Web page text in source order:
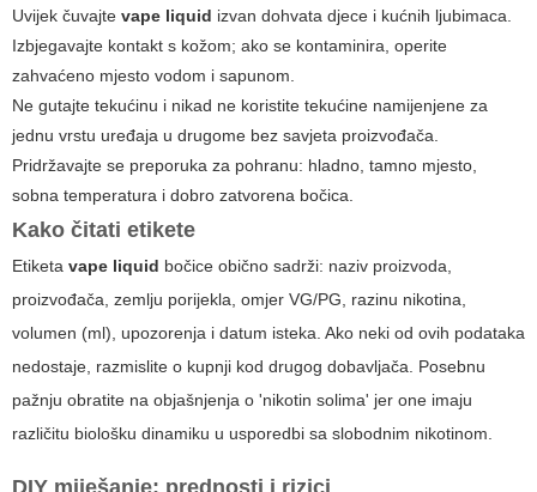
Uvijek čuvajte vape liquid izvan dohvata djece i kućnih ljubimaca.
Izbjegavajte kontakt s kožom; ako se kontaminira, operite
zahvaćeno mjesto vodom i sapunom.
Ne gutajte tekućinu i nikad ne koristite tekućine namijenjene za
jednu vrstu uređaja u drugome bez savjeta proizvođača.
Pridržavajte se preporuka za pohranu: hladno, tamno mjesto,
sobna temperatura i dobro zatvorena bočica.
Kako čitati etikete
Etiketa vape liquid bočice obično sadrži: naziv proizvoda,
proizvođača, zemlju porijekla, omjer VG/PG, razinu nikotina,
volumen (ml), upozorenja i datum isteka. Ako neki od ovih podataka
nedostaje, razmislite o kupnji kod drugog dobavljača. Posebnu
pažnju obratite na objašnjenja o 'nikotin solima' jer one imaju
različitu biološku dinamiku u usporedbi sa slobodnim nikotinom.